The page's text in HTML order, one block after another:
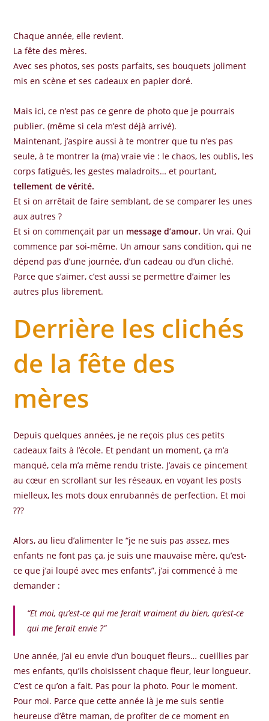
Chaque année, elle revient.
La fête des mères.
Avec ses photos, ses posts parfaits, ses bouquets joliment
mis en scène et ses cadeaux en papier doré.
Mais ici, ce n’est pas ce genre de photo que je pourrais
publier. (même si cela m’est déjà arrivé).
Maintenant, j’aspire aussi à te montrer que tu n’es pas
seule, à te montrer la (ma) vraie vie : le chaos, les oublis, les
corps fatigués, les gestes maladroits… et pourtant,
tellement de vérité.
Et si on arrêtait de faire semblant, de se comparer les unes
aux autres ?
Et si on commençait par un message d’amour. Un vrai. Qui
commence par soi-même. Un amour sans condition, qui ne
dépend pas d’une journée, d’un cadeau ou d’un cliché.
Parce que s’aimer, c’est aussi se permettre d’aimer les
autres plus librement.
Derrière les clichés
de la fête des
mères
Depuis quelques années, je ne reçois plus ces petits
cadeaux faits à l’école. Et pendant un moment, ça m’a
manqué, cela m’a même rendu triste. J’avais ce pincement
au cœur en scrollant sur les réseaux, en voyant les posts
mielleux, les mots doux enrubannés de perfection. Et moi
???
Alors, au lieu d’alimenter le “je ne suis pas assez, mes
enfants ne font pas ça, je suis une mauvaise mère, qu’est-
ce que j’ai loupé avec mes enfants”, j’ai commencé à me
demander :
“Et moi, qu’est-ce qui me ferait vraiment du bien, qu’est-ce
qui me ferait envie ?”
Une année, j’ai eu envie d’un bouquet fleurs… cueillies par
mes enfants, qu’ils choisissent chaque fleur, leur longueur.
C’est ce qu’on a fait. Pas pour la photo. Pour le moment.
Pour moi. Parce que cette année là je me suis sentie
heureuse d’être maman, de profiter de ce moment en